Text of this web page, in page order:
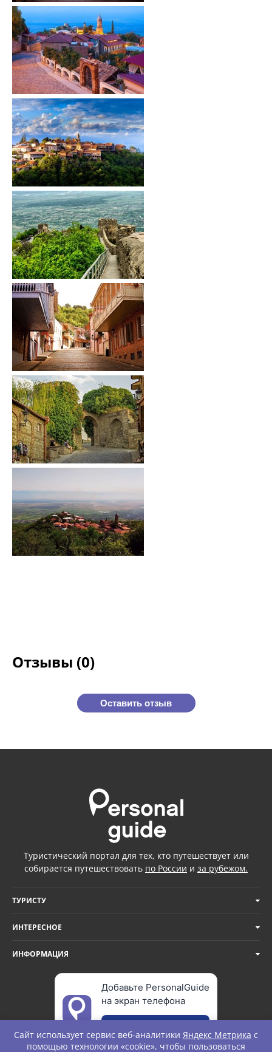
Отзывы (0)
Оставить отзыв
Туристический портал для тех, кто путешествует или
собирается путешествовать по России и за рубежом.
ТУРИСТУ
ИНТЕРЕСНОЕ
ИНФОРМАЦИЯ
Добавьте PersonalGuide
на экран телефона
Сайт использует сервис веб-аналитики Яндекс Метрика с
помощью технологии «cookie», чтобы пользоваться